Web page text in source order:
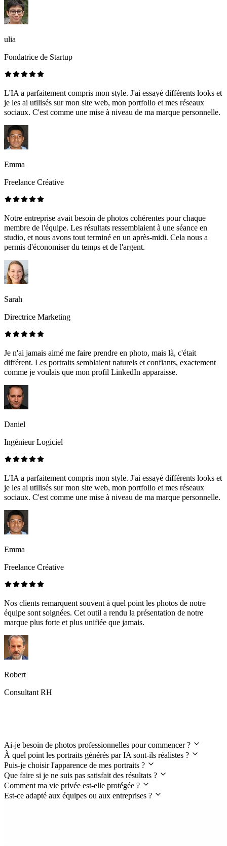
ulia
Fondatrice de Startup
L'IA a parfaitement compris mon style. J'ai essayé différents looks et
je les ai utilisés sur mon site web, mon portfolio et mes réseaux
sociaux. C'est comme une mise à niveau de ma marque personnelle.
Emma
Freelance Créative
Notre entreprise avait besoin de photos cohérentes pour chaque
membre de l'équipe. Les résultats ressemblaient à une séance en
studio, et nous avons tout terminé en un après-midi. Cela nous a
permis d'économiser du temps et de l'argent.
Sarah
Directrice Marketing
Je n'ai jamais aimé me faire prendre en photo, mais là, c'était
différent. Les portraits semblaient naturels et confiants, exactement
comme je voulais que mon profil LinkedIn apparaisse.
Daniel
Ingénieur Logiciel
L'IA a parfaitement compris mon style. J'ai essayé différents looks et
je les ai utilisés sur mon site web, mon portfolio et mes réseaux
sociaux. C'est comme une mise à niveau de ma marque personnelle.
Emma
Freelance Créative
Nos clients remarquent souvent à quel point les photos de notre
équipe sont soignées. Cet outil a rendu la présentation de notre
marque plus forte et plus unifiée que jamais.
Robert
Consultant RH
Ai-je besoin de photos professionnelles pour commencer ?
À quel point les portraits générés par IA sont-ils réalistes ?
Puis-je choisir l'apparence de mes portraits ?
Que faire si je ne suis pas satisfait des résultats ?
Comment ma vie privée est-elle protégée ?
Est-ce adapté aux équipes ou aux entreprises ?